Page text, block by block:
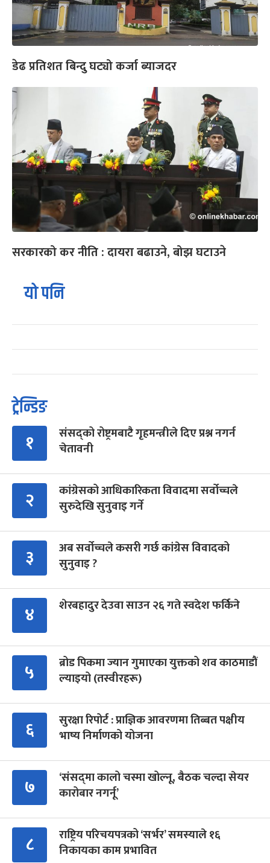
डेढ प्रतिशत बिन्दु घट्यो कर्जा ब्याजदर
सरकारको कर नीति : दायरा बढाउने, बोझ घटाउने
यो पनि
ट्रेन्डिङ
१
संसद्को रोष्ट्रमबाटै गृहमन्त्रीले दिए प्रश्न नगर्न
चेतावनी
२
कांग्रेसको आधिकारिकता विवादमा सर्वोच्चले
सुरुदेखि सुनुवाइ गर्ने
३
अब सर्वोच्चले कसरी गर्छ कांग्रेस विवादको
सुनुवाइ ?
४ शेरबहादुर देउवा साउन २६ गते स्वदेश फर्किने
५
ब्रोड पिकमा ज्यान गुमाएका युक्तको शव काठमाडौं
ल्याइयो (तस्वीरहरू)
६
सुरक्षा रिपोर्ट : प्राज्ञिक आवरणमा तिब्बत पक्षीय
भाष्य निर्माणको योजना
७
‘संसद्‍मा कालो चस्मा खोल्नू, बैठक चल्दा सेयर
कारोबार नगर्नू’
८
राष्ट्रिय परिचयपत्रको ‘सर्भर’ समस्याले १६
निकायका काम प्रभावित